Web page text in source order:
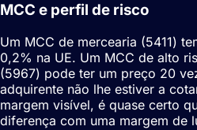
MCC e perfil de risco
Um MCC de mercearia (5411)
0,2% na UE. Um MCC de alto
(5967) pode ter um preço 20
adquirente não lhe estiver a
margem visível, é quase certo
diferença com uma margem de